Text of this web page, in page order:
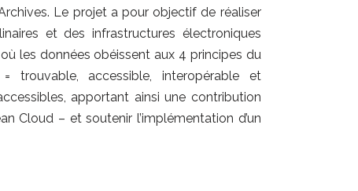
Le projet a pour objectif de réaliser
et des infrastructures électroniques
les données obéissent aux 4 principes du
trouvable, accessible, interopérable et
apportant ainsi une contribution
Cloud – et soutenir l’implémentation d’un